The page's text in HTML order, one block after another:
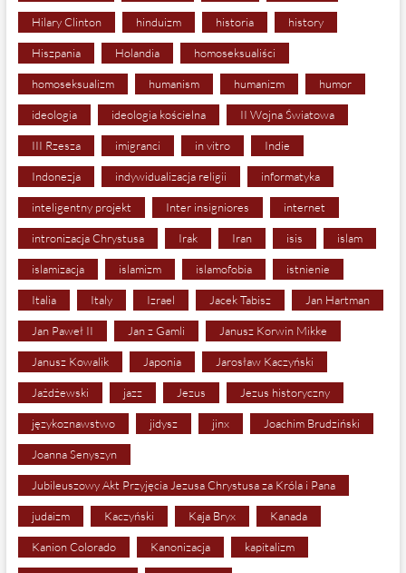
Hilary Clinton hinduizm historia history
Hiszpania Holandia homoseksualiści
homoseksualizm humanism humanizm humor
ideologia ideologia kościelna II Wojna Światowa
III Rzesza imigranci in vitro Indie
Indonezja indywidualizacja religii informatyka
inteligentny projekt Inter insigniores internet
intronizacja Chrystusa Irak Iran isis islam
islamizacja islamizm islamofobia istnienie
Italia Italy Izrael Jacek Tabisz Jan Hartman
Jan Paweł II Jan z Gamli Janusz Korwin Mikke
Janusz Kowalik Japonia Jarosław Kaczyński
Jażdżewski jazz Jezus Jezus historyczny
językoznawstwo jidysz jinx Joachim Brudziński
Joanna Senyszyn
Jubileuszowy Akt Przyjęcia Jezusa Chrystusa za Króla i Pana
judaizm Kaczyński Kaja Bryx Kanada
Kanion Colorado Kanonizacja kapitalizm